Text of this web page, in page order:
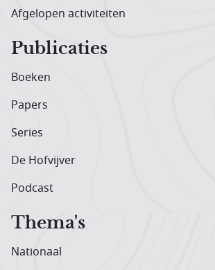
Afgelopen activiteiten
Publicaties
Boeken
Papers
Series
De Hofvijver
Podcast
Thema's
Nationaal